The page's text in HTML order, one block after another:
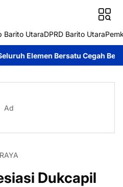
Barito UtaraDPRD Barito Utara
Cegah Bencana Perkuat
Ad
Dukcapil